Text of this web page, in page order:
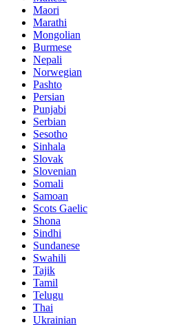
Maori
Marathi
Mongolian
Burmese
Nepali
Norwegian
Pashto
Persian
Punjabi
Serbian
Sesotho
Sinhala
Slovak
Slovenian
Somali
Samoan
Scots Gaelic
Shona
Sindhi
Sundanese
Swahili
Tajik
Tamil
Telugu
Thai
Ukrainian